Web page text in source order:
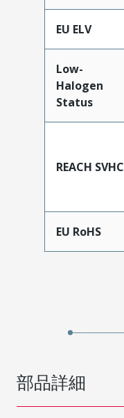
EU ELV
Low-
Halogen
Status
REACH SVHC
EU RoHS
部品詳細